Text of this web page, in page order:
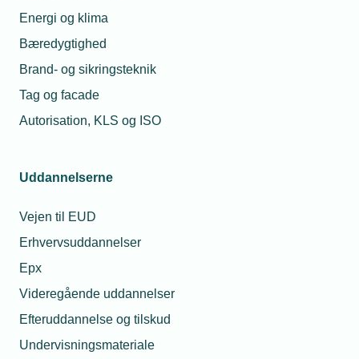
Energi og klima
Bæredygtighed
Brand- og sikringsteknik
Tag og facade
Autorisation, KLS og ISO
Uddannelserne
Vejen til EUD
Erhvervsuddannelser
Epx
Videregående uddannelser
Efteruddannelse og tilskud
Undervisningsmateriale
deltagergebyret, skriv blot TEKNIQ i
kommentarfeltet ved tilmelding.
ventilation
Relaterede nyheder
13. okt. 2022